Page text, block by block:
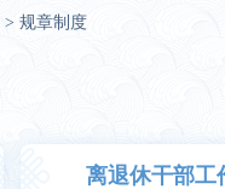
> 规章制度
离退休干部工